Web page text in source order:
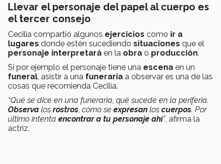
Llevar el personaje del papel al cuerpo es
el tercer consejo
Cecilia compartió algunos ejercicios como ir a
lugares donde estén sucediendo situaciones que el
personaje interpretará en la obra o producción.
Si por ejemplo el personaje tiene una escena en un
funeral, asistir a una funeraria a observar es una de las
cosas que recomienda Cecilia.
“Qué se dice en una funeraria, qué sucede en la periferia.
Observa los rostros, cómo se expresan los cuerpos. Por
último intenta encontrar a tu personaje ahí”, afirma la
actriz.